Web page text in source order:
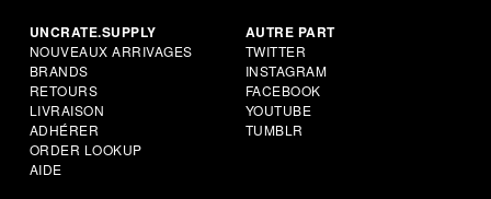
UNCRATE.SUPPLY
NOUVEAUX ARRIVAGES
BRANDS
RETOURS
LIVRAISON
ADHÉRER
ORDER LOOKUP
AIDE
AUTRE PART
TWITTER
INSTAGRAM
FACEBOOK
YOUTUBE
TUMBLR